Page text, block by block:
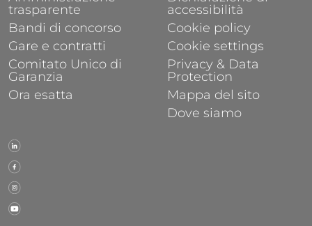
trasparente
Bandi di concorso
Gare e contratti
Comitato Unico di
Garanzia
Ora esatta
accessibilità
Cookie policy
Cookie settings
Privacy & Data
Protection
Mappa del sito
Dove siamo